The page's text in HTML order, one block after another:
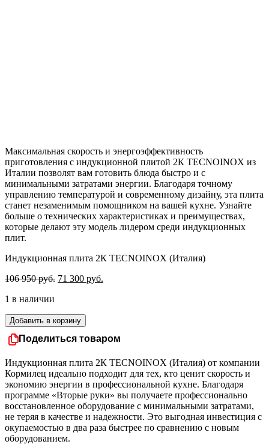
Максимальная скорость и энергоэффективность
приготовления с индукционной плитой 2К TECNOINOX из
Италии позволят вам готовить блюда быстро и с
минимальными затратами энергии. Благодаря точному
управлению температурой и современному дизайну, эта плита
станет незаменимым помощником на вашей кухне. Узнайте
больше о технических характеристиках и преимуществах,
которые делают эту модель лидером среди индукционных
плит.
Индукционная плита 2К TECNOINOX (Италия)
106 950руб. Первоначальная
950 руб..
71 300 руб.
1 в наличии
Количество
товара
Индукционная
2К
TECNOINOX
(Италия)
Добавить в корзину
Поделиться товаром
Индукционная плита 2К TECNOINOX (Италия) от компании
Кормилец идеально подходит для тех, кто ценит скорость и
экономию энергии в профессиональной кухне. Благодаря
программе «Вторые руки» вы получаете профессионально
восстановленное оборудование с минимальными затратами,
не теряя в качестве и надежности. Это выгодная инвестиция с
окупаемостью в два раза быстрее по сравнению с новым
оборудованием.